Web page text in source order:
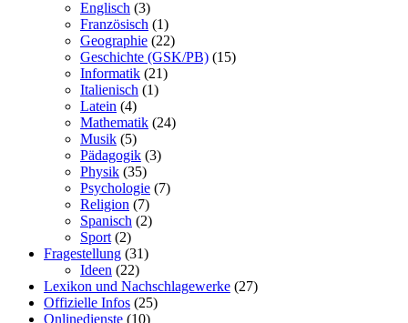
Englisch (3)
Französisch (1)
Geographie (22)
Geschichte (GSK/PB) (15)
Informatik (21)
Italienisch (1)
Latein (4)
Mathematik (24)
Musik (5)
Pädagogik (3)
Physik (35)
Psychologie (7)
Religion (7)
Spanisch (2)
Sport (2)
Fragestellung (31)
Ideen (22)
Lexikon und Nachschlagewerke (27)
Offizielle Infos (25)
Onlinedienste (10)